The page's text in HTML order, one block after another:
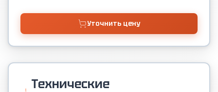
Уточнить цену
Технические